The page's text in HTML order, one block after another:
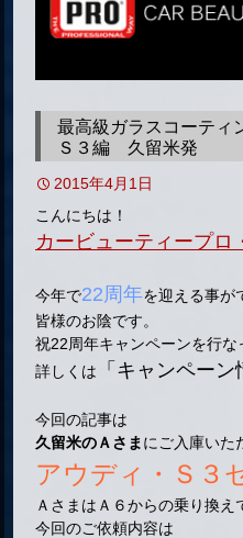
最高級ガラスコーテ
Ｓ３編 久留米発
2015年4月1日
こんにちは！
カービューティープロ
今年で22周年を迎える事が
皆様のお陰です。
祝22周年キャンペーンを行な
詳しくは
「キャンペーン
今回の記事は
久留米のＡさま にご入庫いた
アウディ・Ｓ３
ＡさまはＡ６からの乗り換え
今回のご依頼内容は